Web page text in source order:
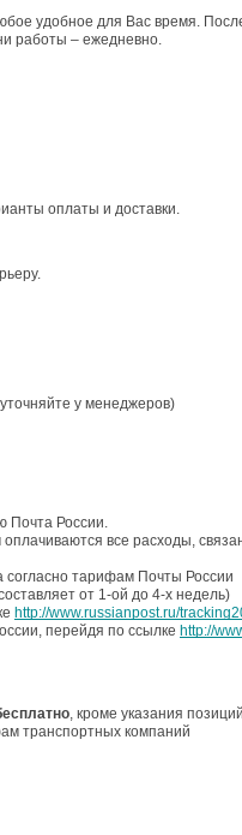
удобное для Вас время.
работы – ежедневно.
оплаты и доставки.
у менеджеров)
Почта России.
все расходы,
тарифам Почты России
от 1-ой до 4-х недель)
http://www.russianpost.ru/
перейдя по ссылке http://
, кроме указания
транспортных компаний